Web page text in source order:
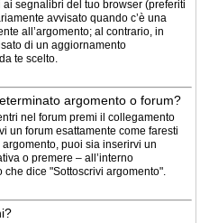
segnalibri del tuo browser (preferiti
avvisato quando c’è una
all’argomento; al contrario, in
di un aggiornamento
te scelto.
argomento o forum?
nel forum premi il collegamento
un forum esattamente come faresti
puoi sia inserirvi un
o premere – all’interno
che dice "Sottoscrivi argomento".